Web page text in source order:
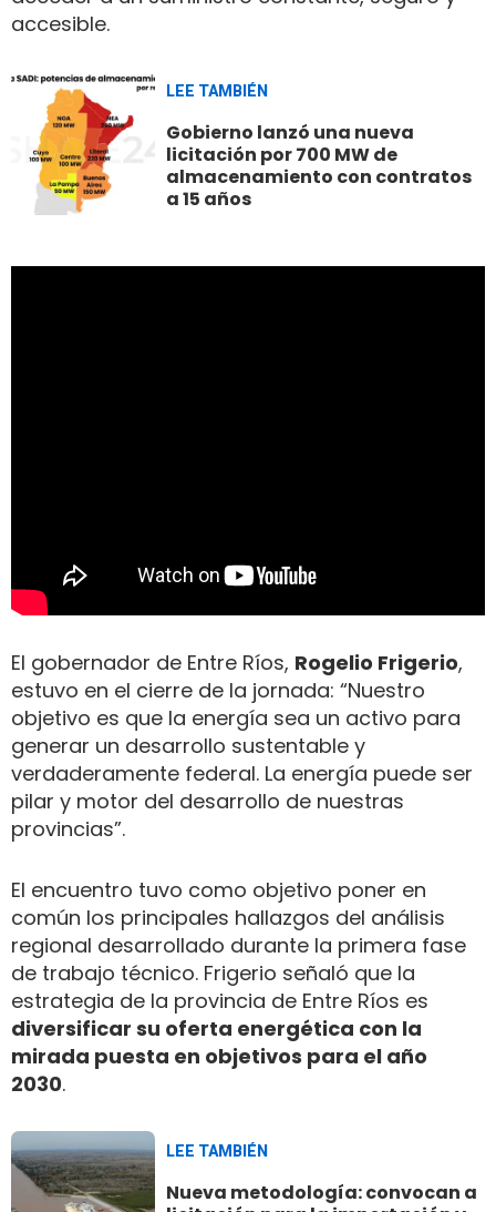
accesible.
LEE TAMBIÉN
Gobierno lanzó una nueva
licitación por 700 MW de
almacenamiento con contratos
a 15 años
El gobernador de Entre Ríos, Rogelio Frigerio,
estuvo en el cierre de la jornada: “Nuestro
objetivo es que la energía sea un activo para
generar un desarrollo sustentable y
verdaderamente federal. La energía puede ser
pilar y motor del desarrollo de nuestras
provincias”.
El encuentro tuvo como objetivo poner en
común los principales hallazgos del análisis
regional desarrollado durante la primera fase
de trabajo técnico. Frigerio señaló que la
estrategia de la provincia de Entre Ríos es
diversificar su oferta energética con la
mirada puesta en objetivos para el año
2030.
LEE TAMBIÉN
Nueva metodología: convocan a